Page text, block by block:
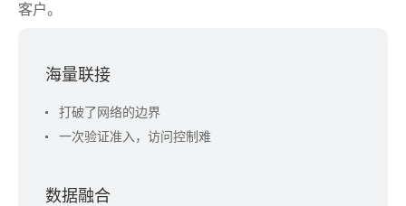
客户。
海量联接
打破了网络的边界
一次验证准入，访问控制难
数据融合